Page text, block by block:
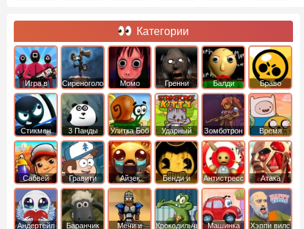
Категории
Игра в
Кальмара
Сиреноголовый Момо Гренни Балди
Браво
Старс
Стикмен 3 Панды Улитка Боб
Ударный
отряд котят
Зомботрон
Время
Приключений
Сабвей
Серф
Гравити
Фолз
Айзек
Бенди и
Чернильная
машина
Антистресс
Атака
Титанов
Андертейл
Баранчик
Мечи и
Крокодильчик Машинка
Хэппи вилс